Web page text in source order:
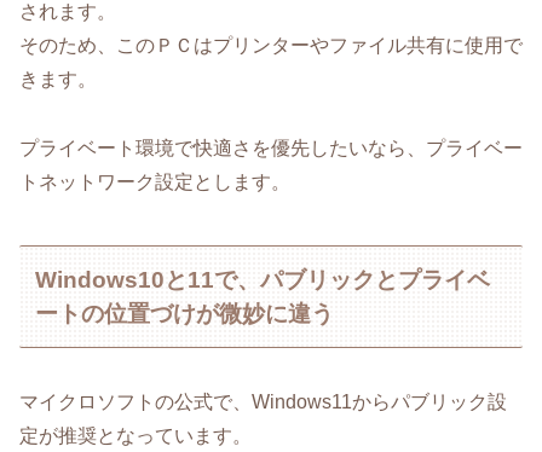
されます。
そのため、このＰＣはプリンターやファイル共有に使用で
きます。
プライベート環境で快適さを優先したいなら、プライベー
トネットワーク設定とします。
Windows10と11で、パブリックとプライベ
ートの位置づけが微妙に違う
マイクロソフトの公式で、Windows11からパブリック設
定が推奨となっています。